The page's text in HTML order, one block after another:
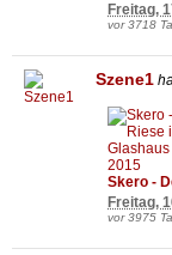
Freitag,
vor 3718
Szene1
Skero -
Freitag,
vor 3975